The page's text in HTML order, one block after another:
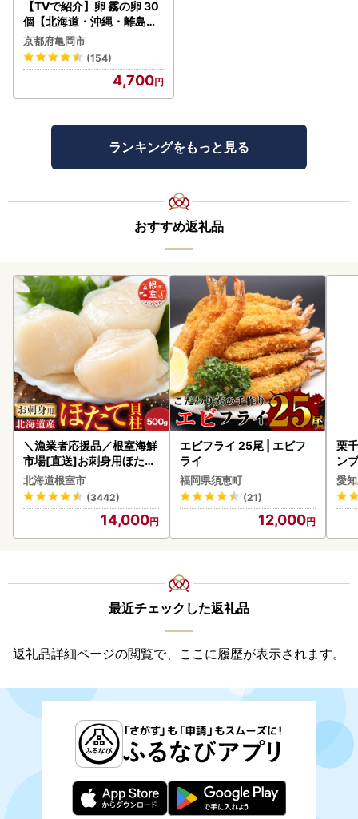
【TVで紹介】卵 霧の卵 30
個【北海道・沖縄・離島配
送不可】
京都府亀岡市
(154)
4,700
ランキングをもっと見る
おすすめ返礼品
＼漁業者応援品／根室海鮮
市場[直送]お刺身用ほたて
貝柱500g A-28002
北海道根室市
(3442)
14,000
エビフライ 25尾 | エビフ
ライ
福岡県須恵町
(21)
12,000
栗
ン
デ
愛
最近チェックした返礼品
返礼品詳細ページの閲覧で、ここに履歴が表示されます。